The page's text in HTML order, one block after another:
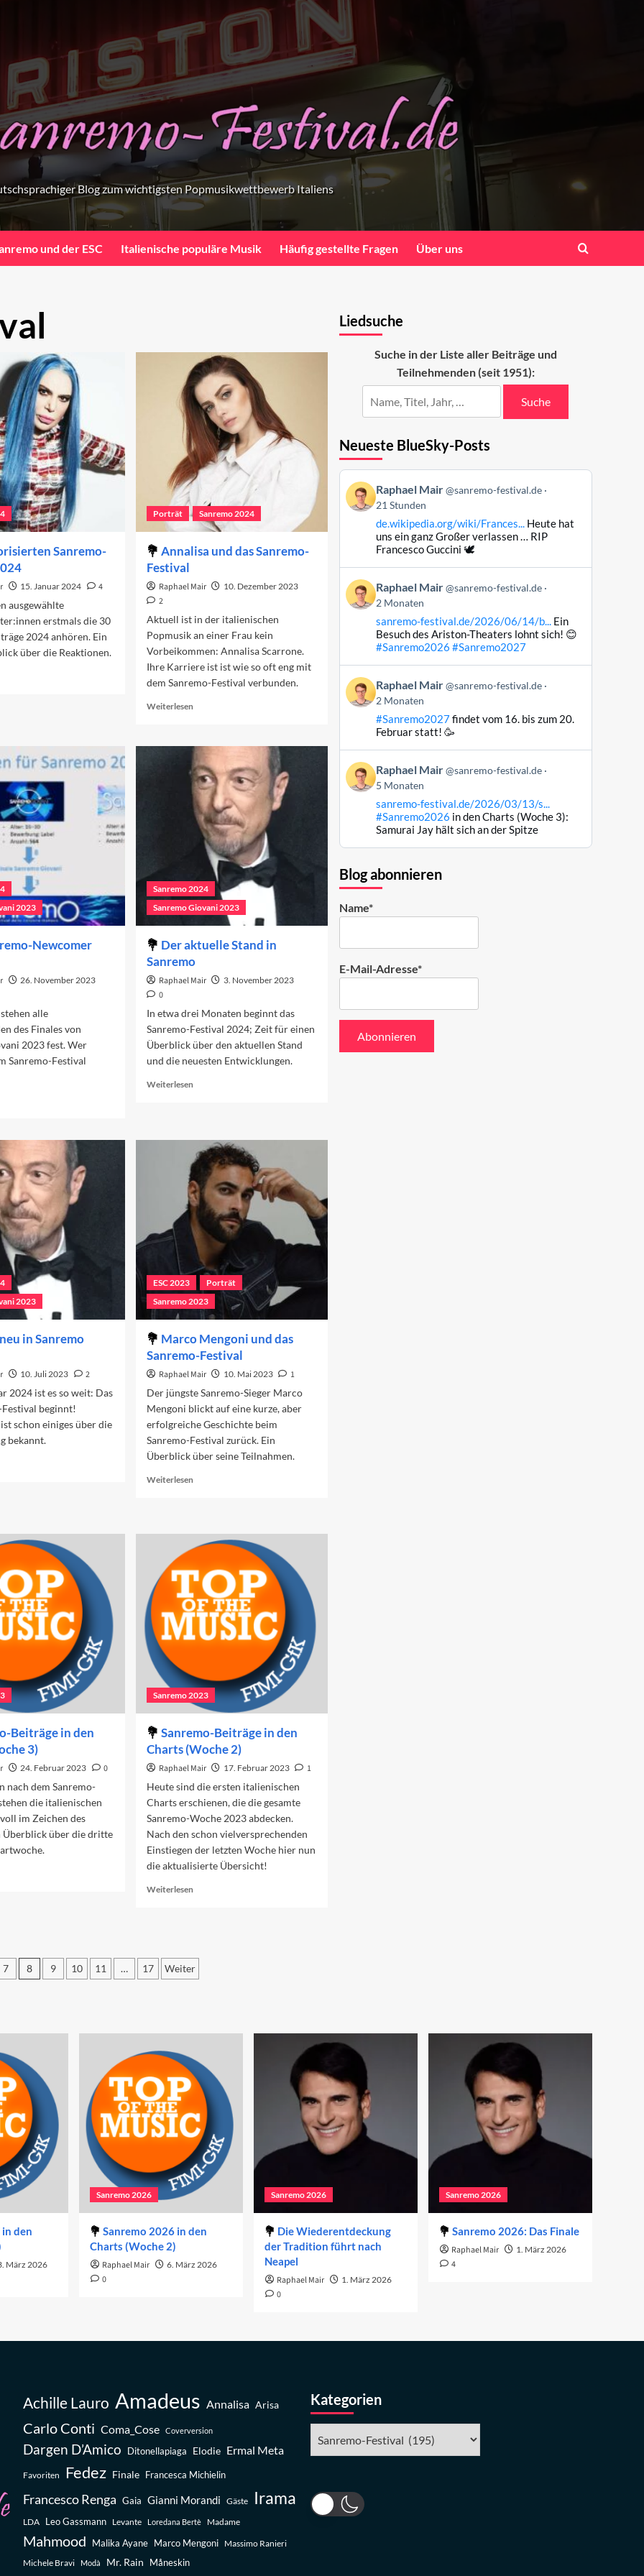
Blog zum wichtigsten Popmusikwettbewerb Italiens
und der ESC Italienische populäre Musik Häufig gestellte Fragen Über uns
Sanremo-
15. Januar 2024
4
ausgewählte
erstmals die 30
2024 anhören. Ein
über die Reaktionen.
Porträt Sanremo 2024
Annalisa und das Sanremo-
Festival
Raphael Mair 10. Dezember 2023
2
Aktuell ist in der italienischen
Popmusik an einer Frau kein
Vorbeikommen: Annalisa Scarrone.
Ihre Karriere ist ist wie so oft eng mit
dem Sanremo-Festival verbunden.
WeiterlesenRead
Annalisa
das
Sanremo-
Festival
2023
Newcomer
26. November 2023
alle
des Finales von
2023 fest. Wer
Sanremo-Festival
Sanremo 2024
Sanremo Giovani 2023
Der aktuelle Stand in
Sanremo
Raphael Mair 3. November 2023
0
In etwa drei Monaten beginnt das
Sanremo-Festival 2024; Zeit für einen
Überblick über den aktuellen Stand
und die neuesten Entwicklungen.
WeiterlesenRead
Stand
in
Sanremo
2023
in Sanremo
10. Juli 2023
2
2024 ist es so weit: Das
beginnt!
schon einiges über die
bekannt.
ESC 2023
Porträt
Sanremo 2023
Marco Mengoni und das
Sanremo-Festival
Raphael Mair 10. Mai 2023
1
Der jüngste Sanremo-Sieger Marco
Mengoni blickt auf eine kurze, aber
erfolgreiche Geschichte beim
Sanremo-Festival zurück. Ein
Überblick über seine Teilnahmen.
WeiterlesenRead
Mengoni
und
Sanremo-
Festival
Beiträge in den
3)
24. Februar 2023
0
nach dem Sanremo-
die italienischen
im Zeichen des
Überblick über die dritte
Sanremo 2023
Sanremo-Beiträge in den
Charts (Woche 2)
Raphael Mair 17. Februar 2023
1
Heute sind die ersten italienischen
Charts erschienen, die die gesamte
Sanremo-Woche 2023 abdecken.
Nach den schon vielversprechenden
Einstiegen der letzten Woche hier nun
die aktualisierte Übersicht!
WeiterlesenRead
in
den
Charts
7 8 9 10 11 … 17 Weiter
Liedsuche
Suche in der Liste aller Beiträge und
Teilnehmenden (seit 1951):
Suche
Neueste BlueSky-Posts
Beitrag
von
Raphael
Raphael Mair @sanremo-festival.de
21 Stunden
de.wikipedia.org/wiki/Frances...Heute hat
uns ein ganz Großer verlassen … RIP
Francesco Guccini 🕊️
Beitrag
von
Raphael
Raphael Mair @sanremo-festival.de
2 Monaten
sanremo-festival.de/2026/06/14/b...Ein
Besuch des Ariston-Theaters lohnt sich! 😊
#Sanremo2026 #Sanremo2027
Beitrag
von
Raphael
Bluesky
ansehen
Raphael Mair @sanremo-festival.de
2 Monaten
#Sanremo2027findet vom 16. bis zum 20.
Februar statt! 🥳
Beitrag
von
Raphael
Raphael Mair @sanremo-festival.de
5 Monaten
sanremo-festival.de/2026/03/13/s...
#Sanremo2026 in den Charts (Woche 3):
Samurai Jay hält sich an der Spitze
Blog abonnieren
Name*
E-Mail-Adresse*
den
März 2026
Sanremo 2026
Sanremo 2026 in den
Charts (Woche 2)
Raphael Mair 6. März 2026
0
Sanremo 2026
Die Wiederentdeckung
der Tradition führt nach
Neapel
Raphael Mair 1. März 2026
0
Sanremo 2026
Sanremo 2026: Das Finale
Raphael Mair 1. März 2026
4
Achille Lauro Amadeus Annalisa Arisa
Carlo Conti Coma_Cose Coverversion
Dargen D’Amico Ditonellapiaga Elodie Ermal Meta
Favoriten Fedez Finale Francesca Michielin
Francesco Renga Gaia Gianni Morandi Gäste Irama
LDA Leo Gassmann Levante Loredana Bertè Madame
Mahmood Malika Ayane Marco Mengoni
Massimo Ranieri
Michele Bravi
Modà Mr. Rain Måneskin
Kategorien